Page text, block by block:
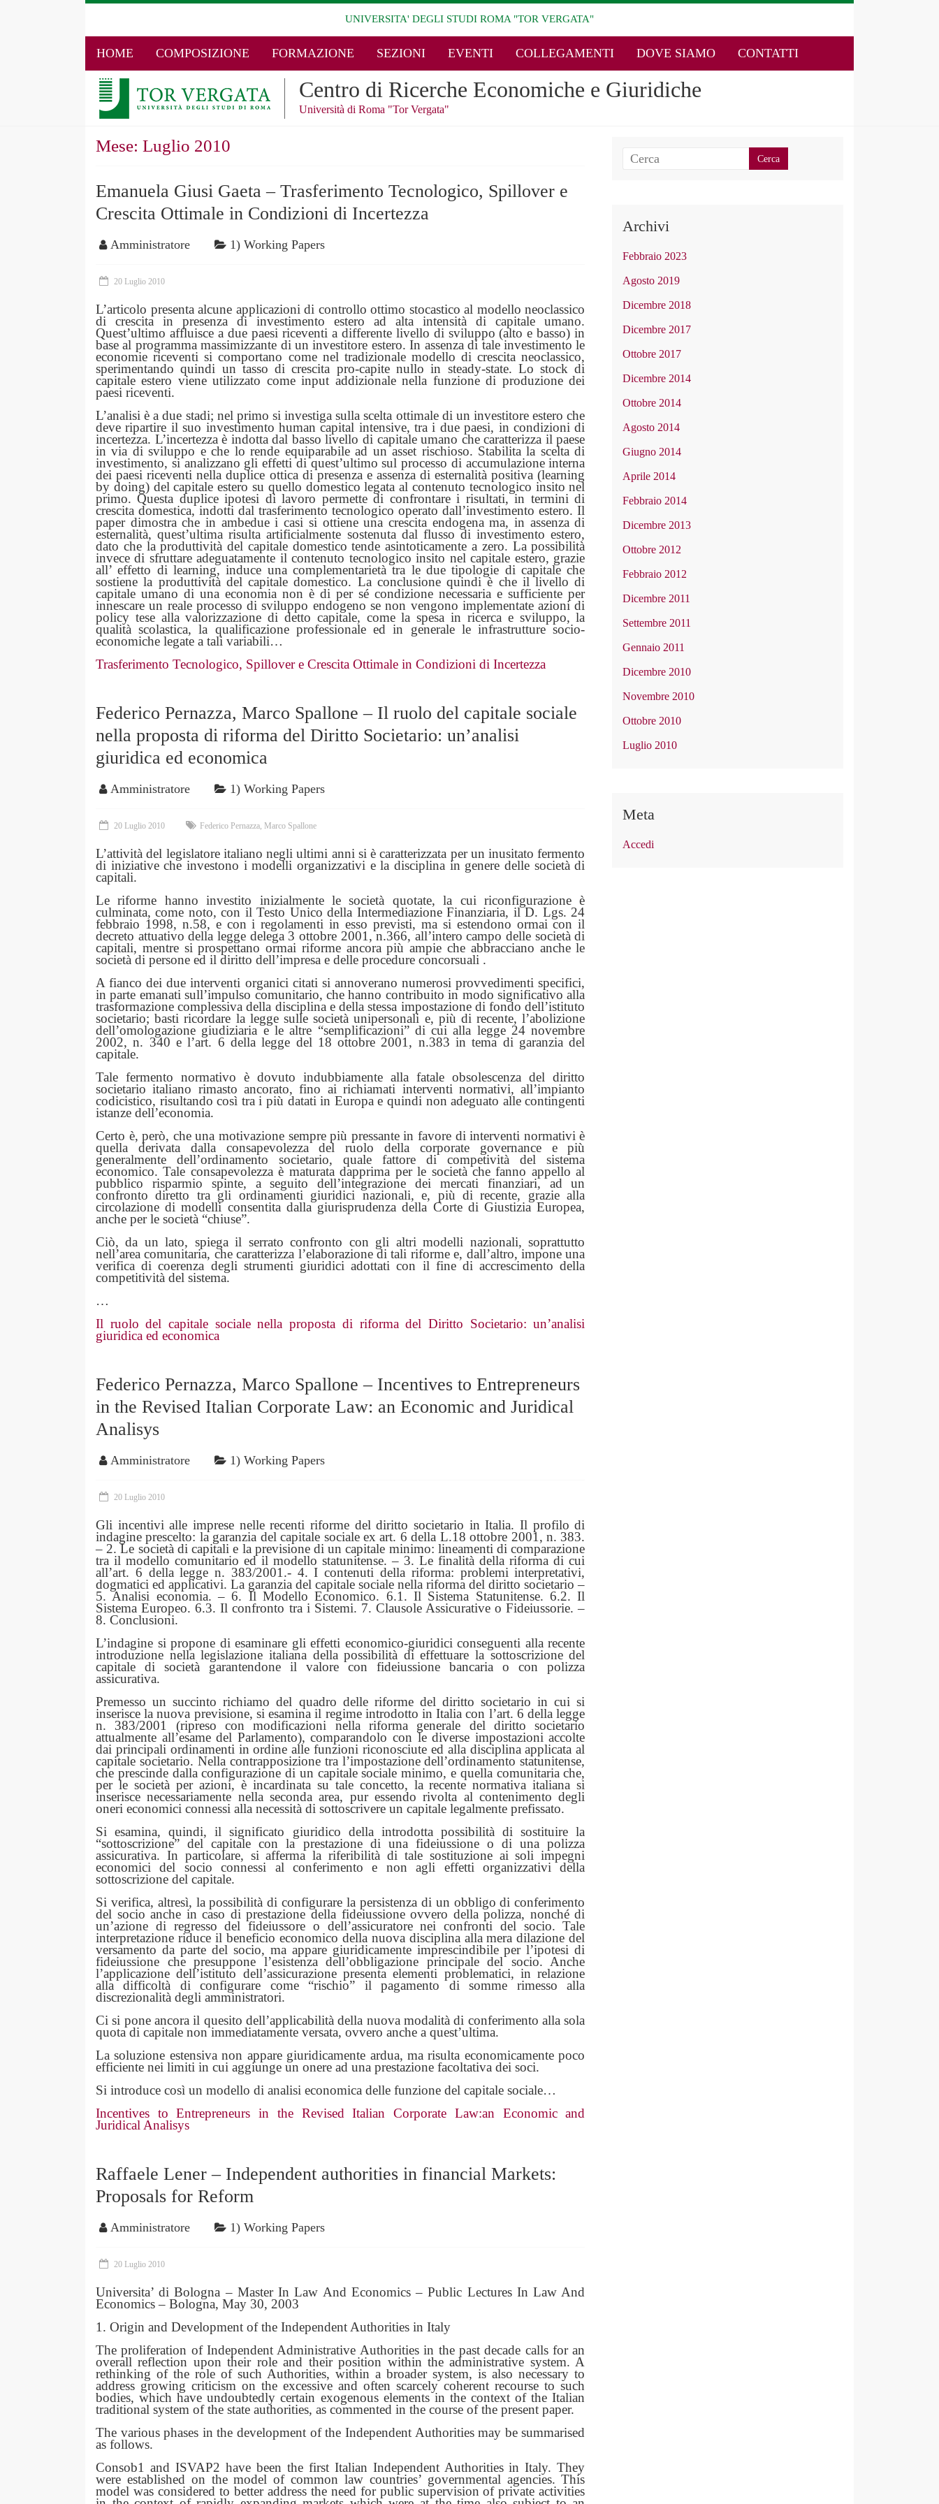
UNIVERSITA' DEGLI STUDI ROMA "TOR VERGATA"
HOME COMPOSIZIONE FORMAZIONE SEZIONI EVENTI COLLEGAMENTI DOVE SIAMO CONTATTI
Centro di Ricerche Economiche e Giuridiche
Università di Roma "Tor Vergata"
Mese: Luglio 2010
Emanuela Giusi Gaeta – Trasferimento Tecnologico, Spillover e
Crescita Ottimale in Condizioni di Incertezza
Amministratore 1) Working Papers
20 Luglio 2010
L’articolo presenta alcune applicazioni di controllo ottimo stocastico al modello neoclassico
di crescita in presenza di investimento estero ad alta intensità di capitale umano.
Quest’ultimo affluisce a due paesi riceventi a differente livello di sviluppo (alto e basso) in
base al programma massimizzante di un investitore estero. In assenza di tale investimento le
economie riceventi si comportano come nel tradizionale modello di crescita neoclassico,
sperimentando quindi un tasso di crescita pro-capite nullo in steady-state. Lo stock di
capitale estero viene utilizzato come input addizionale nella funzione di produzione dei
paesi riceventi.
L’analisi è a due stadi; nel primo si investiga sulla scelta ottimale di un investitore estero che
deve ripartire il suo investimento human capital intensive, tra i due paesi, in condizioni di
incertezza. L’incertezza è indotta dal basso livello di capitale umano che caratterizza il paese
in via di sviluppo e che lo rende equiparabile ad un asset rischioso. Stabilita la scelta di
investimento, si analizzano gli effetti di quest’ultimo sul processo di accumulazione interna
dei paesi riceventi nella duplice ottica di presenza e assenza di esternalità positiva (learning
by doing) del capitale estero su quello domestico legata al contenuto tecnologico insito nel
primo. Questa duplice ipotesi di lavoro permette di confrontare i risultati, in termini di
crescita domestica, indotti dal trasferimento tecnologico operato dall’investimento estero. Il
paper dimostra che in ambedue i casi si ottiene una crescita endogena ma, in assenza di
esternalità, quest’ultima risulta artificialmente sostenuta dal flusso di investimento estero,
dato che la produttività del capitale domestico tende asintoticamente a zero. La possibilità
invece di sfruttare adeguatamente il contenuto tecnologico insito nel capitale estero, grazie
all’ effetto di learning, induce una complementarietà tra le due tipologie di capitale che
sostiene la produttività del capitale domestico. La conclusione quindi è che il livello di
capitale umano di una economia non è di per sé condizione necessaria e sufficiente per
innescare un reale processo di sviluppo endogeno se non vengono implementate azioni di
policy tese alla valorizzazione di detto capitale, come la spesa in ricerca e sviluppo, la
qualità scolastica, la qualificazione professionale ed in generale le infrastrutture socio-
economiche legate a tali variabili…
Trasferimento Tecnologico, Spillover e Crescita Ottimale in Condizioni di Incertezza
Federico Pernazza, Marco Spallone – Il ruolo del capitale sociale
nella proposta di riforma del Diritto Societario: un’analisi
giuridica ed economica
Amministratore 1) Working Papers
20 Luglio 2010 Federico Pernazza, Marco Spallone
L’attività del legislatore italiano negli ultimi anni si è caratterizzata per un inusitato fermento
di iniziative che investono i modelli organizzativi e la disciplina in genere delle società di
capitali.
Le riforme hanno investito inizialmente le società quotate, la cui riconfigurazione è
culminata, come noto, con il Testo Unico della Intermediazione Finanziaria, il D. Lgs. 24
febbraio 1998, n.58, e con i regolamenti in esso previsti, ma si estendono ormai con il
decreto attuativo della legge delega 3 ottobre 2001, n.366, all’intero campo delle società di
capitali, mentre si prospettano ormai riforme ancora più ampie che abbracciano anche le
società di persone ed il diritto dell’impresa e delle procedure concorsuali .
A fianco dei due interventi organici citati si annoverano numerosi provvedimenti specifici,
in parte emanati sull’impulso comunitario, che hanno contribuito in modo significativo alla
trasformazione complessiva della disciplina e della stessa impostazione di fondo dell’istituto
societario; basti ricordare la legge sulle società unipersonali e, più di recente, l’abolizione
dell’omologazione giudiziaria e le altre “semplificazioni” di cui alla legge 24 novembre
2002, n. 340 e l’art. 6 della legge del 18 ottobre 2001, n.383 in tema di garanzia del
capitale.
Tale fermento normativo è dovuto indubbiamente alla fatale obsolescenza del diritto
societario italiano rimasto ancorato, fino ai richiamati interventi normativi, all’impianto
codicistico, risultando così tra i più datati in Europa e quindi non adeguato alle contingenti
istanze dell’economia.
Certo è, però, che una motivazione sempre più pressante in favore di interventi normativi è
quella derivata dalla consapevolezza del ruolo della corporate governance e più
generalmente dell’ordinamento societario, quale fattore di competività del sistema
economico. Tale consapevolezza è maturata dapprima per le società che fanno appello al
pubblico risparmio spinte, a seguito dell’integrazione dei mercati finanziari, ad un
confronto diretto tra gli ordinamenti giuridici nazionali, e, più di recente, grazie alla
circolazione di modelli consentita dalla giurisprudenza della Corte di Giustizia Europea,
anche per le società “chiuse”.
Ciò, da un lato, spiega il serrato confronto con gli altri modelli nazionali, soprattutto
nell’area comunitaria, che caratterizza l’elaborazione di tali riforme e, dall’altro, impone una
verifica di coerenza degli strumenti giuridici adottati con il fine di accrescimento della
competitività del sistema.
…
Il ruolo del capitale sociale nella proposta di riforma del Diritto Societario: un’analisi
giuridica ed economica
Federico Pernazza, Marco Spallone – Incentives to Entrepreneurs
in the Revised Italian Corporate Law: an Economic and Juridical
Analisys
Amministratore 1) Working Papers
20 Luglio 2010
Gli incentivi alle imprese nelle recenti riforme del diritto societario in Italia. Il profilo di
indagine prescelto: la garanzia del capitale sociale ex art. 6 della L.18 ottobre 2001, n. 383.
– 2. Le società di capitali e la previsione di un capitale minimo: lineamenti di comparazione
tra il modello comunitario ed il modello statunitense. – 3. Le finalità della riforma di cui
all’art. 6 della legge n. 383/2001.- 4. I contenuti della riforma: problemi interpretativi,
dogmatici ed applicativi. La garanzia del capitale sociale nella riforma del diritto societario –
5. Analisi economia. – 6. Il Modello Economico. 6.1. Il Sistema Statunitense. 6.2. Il
Sistema Europeo. 6.3. Il confronto tra i Sistemi. 7. Clausole Assicurative o Fideiussorie. –
8. Conclusioni.
L’indagine si propone di esaminare gli effetti economico-giuridici conseguenti alla recente
introduzione nella legislazione italiana della possibilità di effettuare la sottoscrizione del
capitale di società garantendone il valore con fideiussione bancaria o con polizza
assicurativa.
Premesso un succinto richiamo del quadro delle riforme del diritto societario in cui si
inserisce la nuova previsione, si esamina il regime introdotto in Italia con l’art. 6 della legge
n. 383/2001 (ripreso con modificazioni nella riforma generale del diritto societario
attualmente all’esame del Parlamento), comparandolo con le diverse impostazioni accolte
dai principali ordinamenti in ordine alle funzioni riconosciute ed alla disciplina applicata al
capitale societario. Nella contrapposizione tra l’impostazione dell’ordinamento statunitense,
che prescinde dalla configurazione di un capitale sociale minimo, e quella comunitaria che,
per le società per azioni, è incardinata su tale concetto, la recente normativa italiana si
inserisce necessariamente nella seconda area, pur essendo rivolta al contenimento degli
oneri economici connessi alla necessità di sottoscrivere un capitale legalmente prefissato.
Si esamina, quindi, il significato giuridico della introdotta possibilità di sostituire la
“sottoscrizione” del capitale con la prestazione di una fideiussione o di una polizza
assicurativa. In particolare, si afferma la riferibilità di tale sostituzione ai soli impegni
economici del socio connessi al conferimento e non agli effetti organizzativi della
sottoscrizione del capitale.
Si verifica, altresì, la possibilità di configurare la persistenza di un obbligo di conferimento
del socio anche in caso di prestazione della fideiussione ovvero della polizza, nonché di
un’azione di regresso del fideiussore o dell’assicuratore nei confronti del socio. Tale
interpretazione riduce il beneficio economico della nuova disciplina alla mera dilazione del
versamento da parte del socio, ma appare giuridicamente imprescindibile per l’ipotesi di
fideiussione che presuppone l’esistenza dell’obbligazione principale del socio. Anche
l’applicazione dell’istituto dell’assicurazione presenta elementi problematici, in relazione
alla difficoltà di configurare come “rischio” il pagamento di somme rimesso alla
discrezionalità degli amministratori.
Ci si pone ancora il quesito dell’applicabilità della nuova modalità di conferimento alla sola
quota di capitale non immediatamente versata, ovvero anche a quest’ultima.
La soluzione estensiva non appare giuridicamente ardua, ma risulta economicamente poco
efficiente nei limiti in cui aggiunge un onere ad una prestazione facoltativa dei soci.
Si introduce così un modello di analisi economica delle funzione del capitale sociale…
Incentives to Entrepreneurs in the Revised Italian Corporate Law:an Economic and
Juridical Analisys
Raffaele Lener – Independent authorities in financial Markets:
Proposals for Reform
Amministratore 1) Working Papers
20 Luglio 2010
Universita’ di Bologna – Master In Law And Economics – Public Lectures In Law And
Economics – Bologna, May 30, 2003
1. Origin and Development of the Independent Authorities in Italy
The proliferation of Independent Administrative Authorities in the past decade calls for an
overall reflection upon their role and their position within the administrative system. A
rethinking of the role of such Authorities, within a broader system, is also necessary to
address growing criticism on the excessive and often scarcely coherent recourse to such
bodies, which have undoubtedly certain exogenous elements in the context of the Italian
traditional system of the state authorities, as commented in the course of the present paper.
The various phases in the development of the Independent Authorities may be summarised
as follows.
Consob1 and ISVAP2 have been the first Italian Independent Authorities in Italy. They
were established on the model of common law countries’ governmental agencies. This
model was considered to better address the need for public supervision of private activities
Archivi
Febbraio 2023
Agosto 2019
Dicembre 2018
Dicembre 2017
Ottobre 2017
Dicembre 2014
Ottobre 2014
Agosto 2014
Giugno 2014
Aprile 2014
Febbraio 2014
Dicembre 2013
Ottobre 2012
Febbraio 2012
Dicembre 2011
Settembre 2011
Gennaio 2011
Dicembre 2010
Novembre 2010
Ottobre 2010
Luglio 2010
Meta
Accedi